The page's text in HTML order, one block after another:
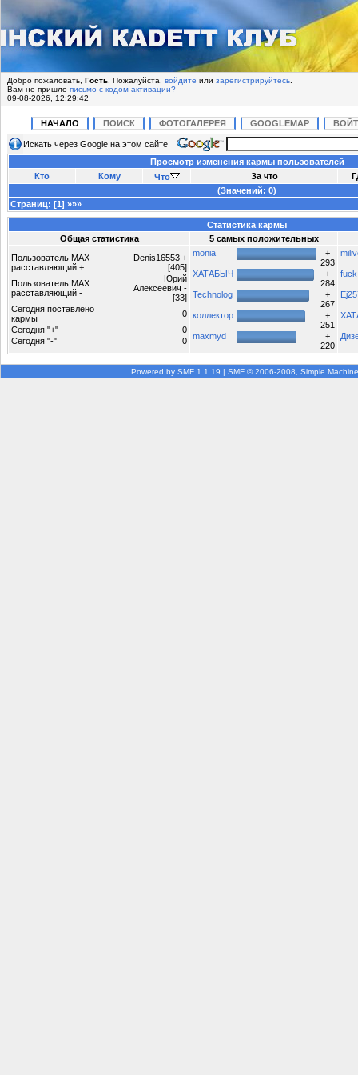
Добро пожаловать, Гость . Пожалуйста, войдите или зарегистрируйтесь
Вам не пришло письмо с кодом активации?
09-08-2026, 12:29:42
НАЧАЛО ПОИСК ФОТОГАЛЕРЕЯ GOOGLEMAP
Искать через Google на этом сайте
Просмотр изменения кармы пользователей
Кто
Кому Что За что
(Значений: 0)
Страниц: [1] »»»
Статистика кармы
Общая статистика
5 самых положительных
Пользователь MAX
расставляющий +
Denis16553 +
[405]
Пользователь MAX
расставляющий -
Юрий
Алексеевич -
[33]
Сегодня поставлено
кармы
0
Сегодня "+"
0
Сегодня "-"
0
monia
+
293
ХАТАБЫЧ
+
284
Technolog
+
267
коллектор
+
251
maxmyd
+
220
Powered by SMF 1.1.19 | SMF © 2006-2008, Simple